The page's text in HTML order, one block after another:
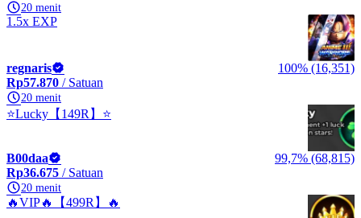
20 menit
1.5x EXP
regnaris
100% (16,351)
Rp57.870 / Satuan
20 menit
⭐Lucky【149R】⭐
B00daa
99,7% (68,815)
Rp36.675 / Satuan
20 menit
🔥VIP🔥【499R】🔥